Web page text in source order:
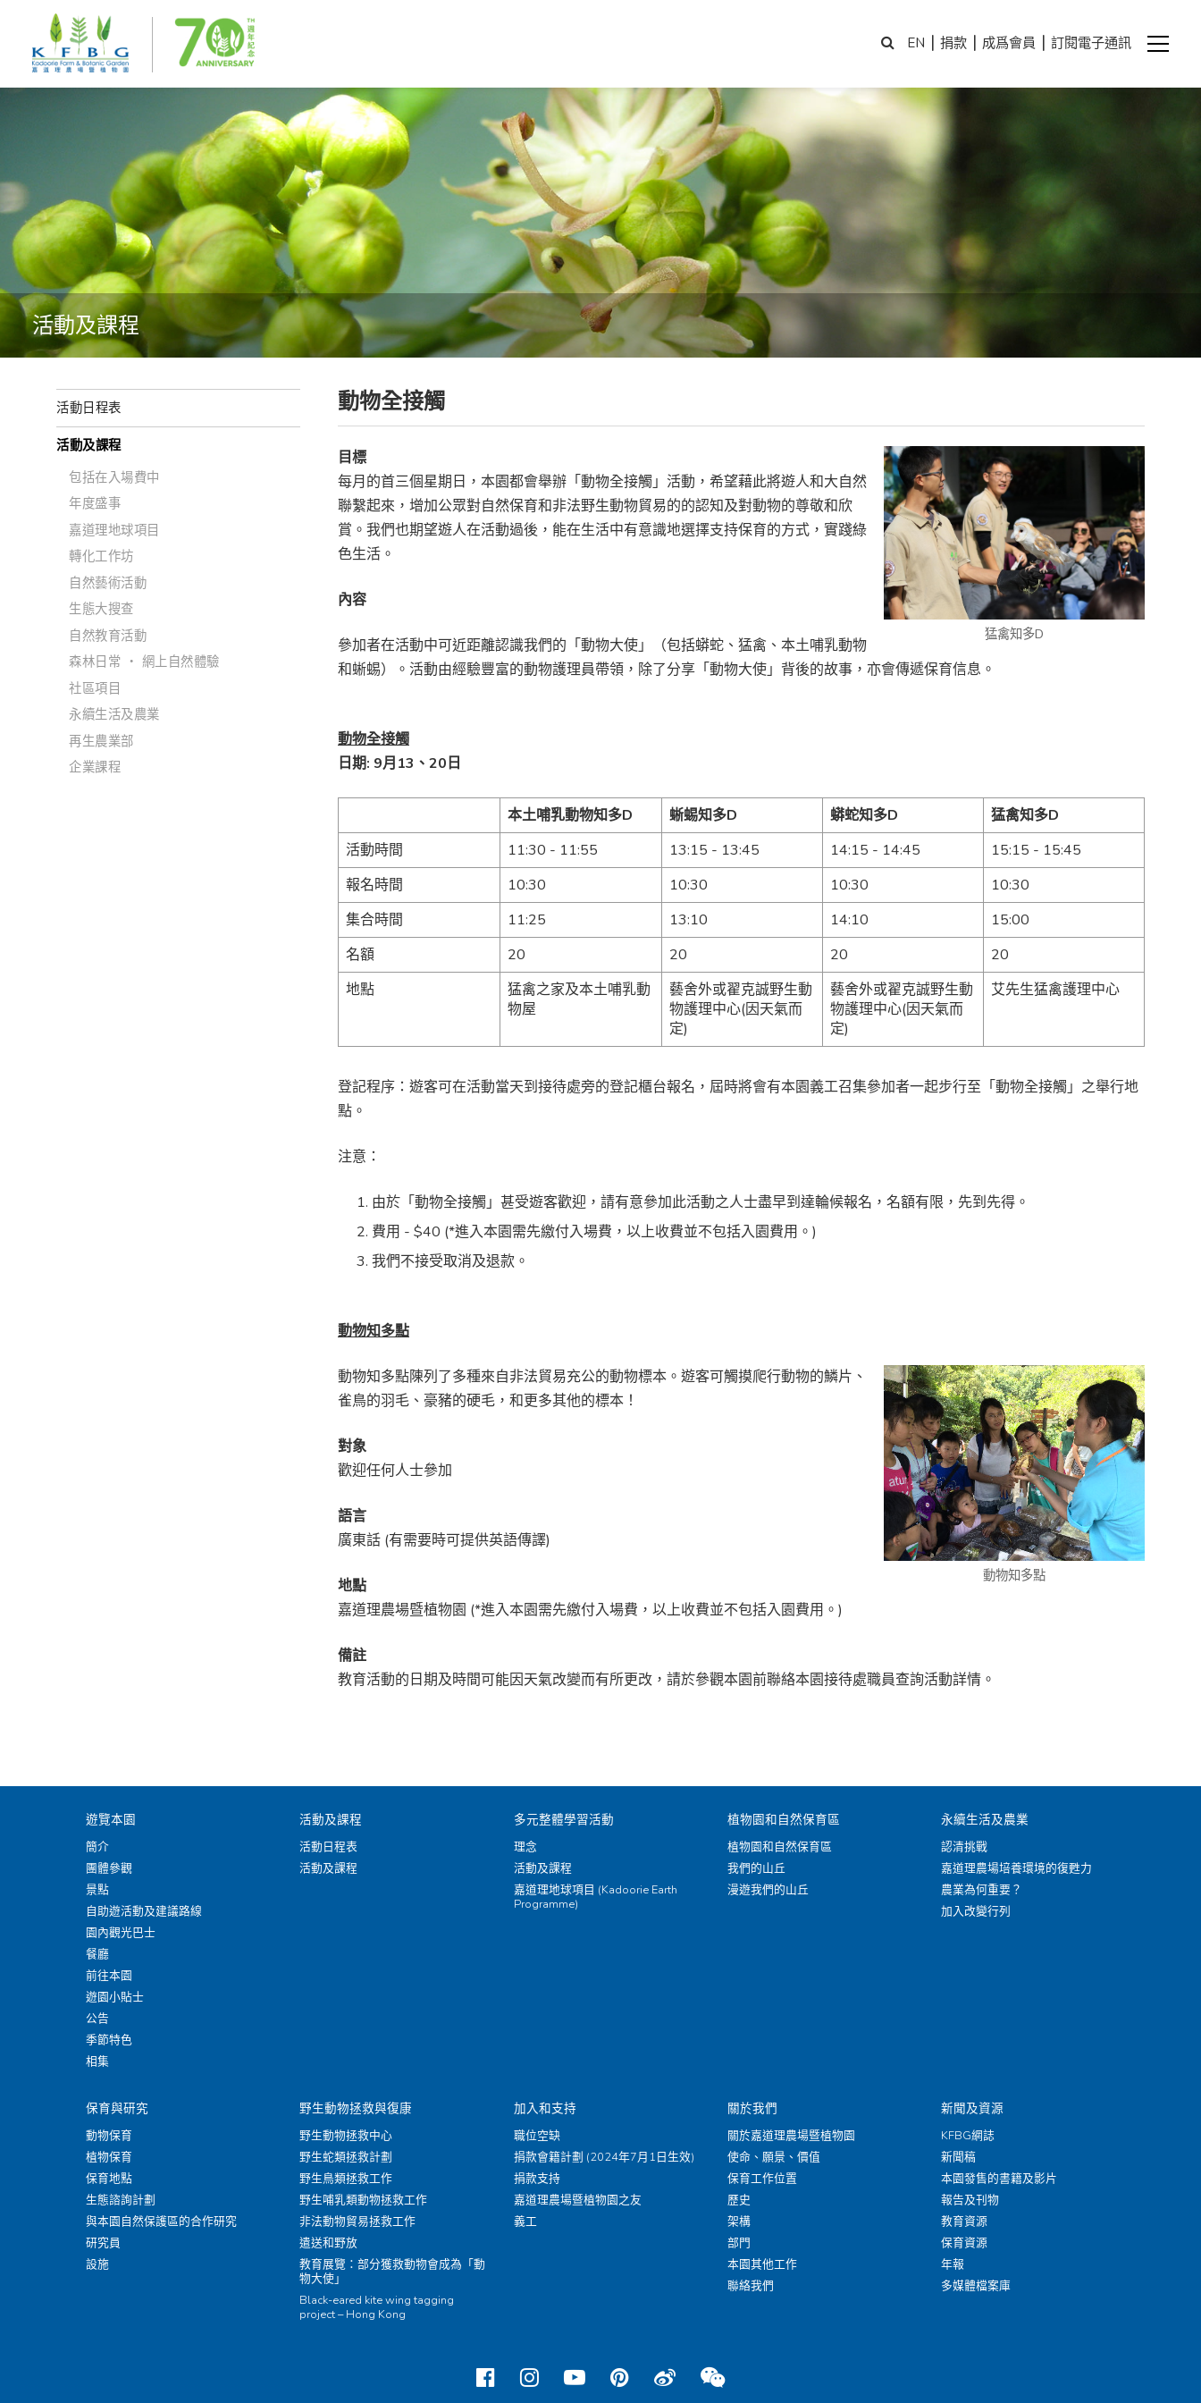
EN | 捐款 | 成爲會員 | 訂閱電子通訊
活動及課程
活動日程表
活動及課程
包括在入場費中
年度盛事
嘉道理地球項目
轉化工作坊
自然藝術活動
生態大搜查
自然教育活動
森林日常 ‧ 網上自然體驗
社區項目
永續生活及農業
再生農業部
企業課程
動物全接觸
猛禽知多D
目標
每月的首三個星期日，本園都會舉辦「動物全接觸」活動，希望藉此將遊人和大自然
聯繫起來，增加公眾對自然保育和非法野生動物貿易的的認知及對動物的尊敬和欣
賞。我們也期望遊人在活動過後， 能在生活中有意識地選擇支持保育的方式，實踐綠
色生活 。
內容
參加者在活動中可近距離認識我們的「動物大使」（包括蟒蛇、猛禽、本土哺乳動物
和蜥蜴）。活動由經驗豐富的動物護理員帶領，除了分享「動物大使」背後的故事，亦會傳遞保育信息。
動物全接觸
日期: 9月13、20日
本土哺乳動物知多D 蜥蜴知多D 蟒蛇知多D
猛禽知多D
活動時間
11:30 - 11:55 13:15 - 13:45 14:15 - 14:45
15:15 - 15:45
報名時間
10:30 10:30 10:30
10:30
集合時間
11:25 13:10 14:10
15:00
名額
20 20 20
20
地點
猛禽之家及本土哺乳動
物屋
藝舍外或翟克誠野生動
物護理中心(因天氣而
定)
藝舍外或翟克誠野生動
物護理中心(因天氣而
定)
艾先生猛禽護理中心
登記程序：遊客可在活動當天到接待處旁的登記櫃台報名，屆時將會有本園義工召集參加者一起步行至「動物全接觸」之舉行地
點。
注意：
由於「動物全接觸」甚受遊客歡迎，請有意參加此活動之人士盡早到達輪候報名，名額有限，先到先得。
費用 - $40 (*進入本園需先繳付入場費，以上收費並不包括入園費用。)
我們不接受取消及退款。
動物知多點
動物知多點
動物知多點陳列了多種來自非法貿易充公的動物標本。 遊客可觸摸爬行動物的鱗片 、
雀鳥的羽毛、豪豬的硬毛，和更多其他的標本！
對象
歡迎任何人士參加
語言
廣東話 (有需要時可提供英語傳譯)
地點
嘉道理農場暨植物園 (*進入本園需先繳付入場費，以上收費並不包括入園費用。)
備註
教育活動的日期及時間可能因天氣改變而有所更改，請於參觀本園前聯絡本園接待處職員查詢活動詳情。
遊覽本園
簡介
團體參觀
景點
自助遊活動及建議路線
園內觀光巴士
餐廳
前往本園
遊園小貼士
公告
季節特色
相集
活動及課程
活動日程表
活動及課程
多元整體學習活動
理念
活動及課程
嘉道理地球項目 (Kadoorie Earth
Programme)
植物園和自然保育區
植物園和自然保育區
我們的山丘
漫遊我們的山丘
永續生活及農業
認清挑戰
嘉道理農場培養環境的復甦力
農業為何重要？
加入改變行列
保育與研究
動物保育
植物保育
保育地點
生態諮詢計劃
與本園自然保護區的合作研究
研究員
設施
野生動物拯救與復康
野生動物拯救中心
野生蛇類拯救計劃
野生鳥類拯救工作
野生哺乳類動物拯救工作
非法動物貿易拯救工作
遣送和野放
教育展覽：部分獲救動物會成為「動
物大使」
Black-eared kite wing tagging
project – Hong Kong
加入和支持
職位空缺
捐款會籍計劃 (2024年7月1日生效)
捐款支持
嘉道理農場暨植物園之友
義工
關於我們
關於嘉道理農場暨植物園
使命、願景、價值
保育工作位置
歷史
架構
部門
本園其他工作
聯絡我們
新聞及資源
KFBG網誌
新聞稿
本園發售的書籍及影片
報告及刊物
教育資源
保育資源
年報
多媒體檔案庫